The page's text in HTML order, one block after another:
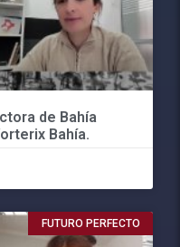
de Bahía
Bahía.
FUTURO PERFECTO